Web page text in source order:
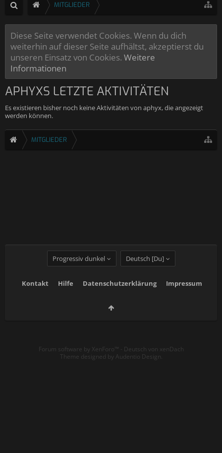
MITGLIEDER
Diese Seite verwendet Cookies. Wenn du dich
weiterhin auf dieser Seite aufhältst, akzeptierst du
unseren Einsatz von Cookies. Weitere
Informationen
APHYXS LETZTE AKTIVITÄTEN
Es existieren bisher noch keine Aktivitäten von aphyx, die angezeigt
werden können.
MITGLIEDER
Progressiv dunkel Deutsch [Du]
Kontakt Hilfe Datenschutzerklärung Impressum
Forum software by XenForo™ - Deutsch von xenDach
Theme designed by Audentio Design.